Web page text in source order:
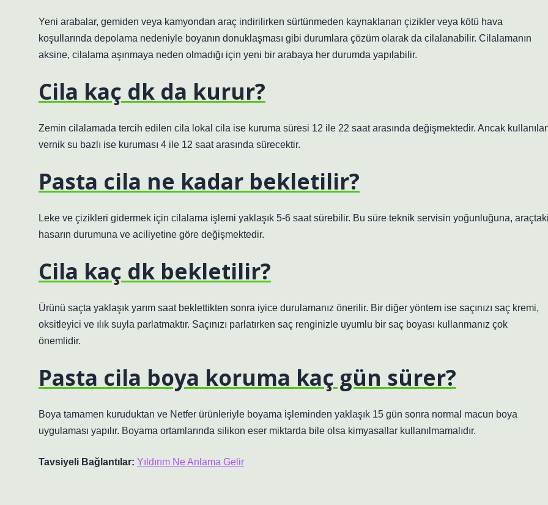
Yeni arabalar, gemiden veya kamyondan araç indirilirken sürtünmeden kaynaklanan çizikler veya kötü hava
koşullarında depolama nedeniyle boyanın donuklaşması gibi durumlara çözüm olarak da cilalanabilir. Cilalamanın
aksine, cilalama aşınmaya neden olmadığı için yeni bir arabaya her durumda yapılabilir.
Cila kaç dk da kurur?
Zemin cilalamada tercih edilen cila lokal cila ise kuruma süresi 12 ile 22 saat arasında değişmektedir. Ancak
vernik su bazlı ise kuruması 4 ile 12 saat arasında sürecektir.
Pasta cila ne kadar bekletilir?
Leke ve çizikleri gidermek için cilalama işlemi yaklaşık 5-6 saat sürebilir. Bu süre teknik servisin yoğunluğuna,
hasarın durumuna ve aciliyetine göre değişmektedir.
Cila kaç dk bekletilir?
Ürünü saçta yaklaşık yarım saat beklettikten sonra iyice durulamanız önerilir. Bir diğer yöntem ise saçınızı saç kremi,
oksitleyici ve ılık suyla parlatmaktır. Saçınızı parlatırken saç renginizle uyumlu bir saç boyası kullanmanız çok
önemlidir.
Pasta cila boya koruma kaç gün sürer?
Boya tamamen kuruduktan ve Netfer ürünleriyle boyama işleminden yaklaşık 15 gün sonra normal macun boya
uygulaması yapılır. Boyama ortamlarında silikon eser miktarda bile olsa kimyasallar kullanılmamalıdır.
Tavsiyeli Bağlantılar: Yıldırım Ne Anlama Gelir